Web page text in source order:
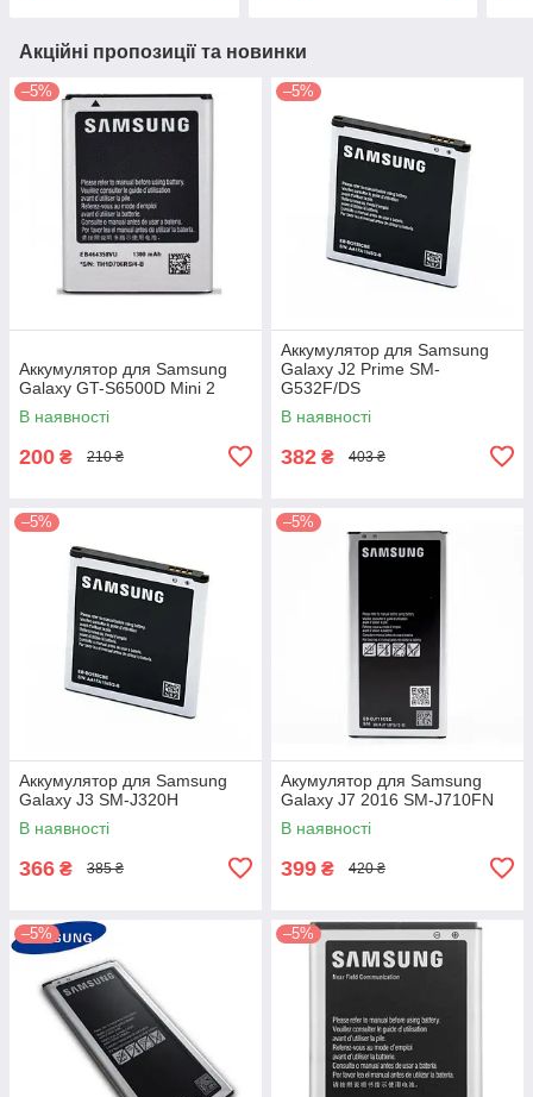
Акційні пропозиції та новинки
–5%
Аккумулятор для Samsung
Galaxy GT-S6500D Mini 2
В наявності
200 ₴ 210 ₴
–5%
Аккумулятор для Samsung
Galaxy J2 Prime SM-
G532F/DS
В наявності
382 ₴ 403 ₴
–5%
Аккумулятор для Samsung
Galaxy J3 SM-J320H
В наявності
366 ₴ 385 ₴
–5%
Акумулятор для Samsung
Galaxy J7 2016 SM-J710FN
В наявності
399 ₴ 420 ₴
–5% –5%